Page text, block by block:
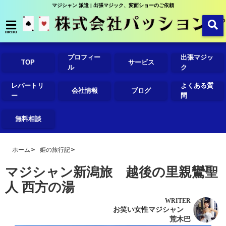
マジシャン 派遣 | 出張マジック、変面ショーのご依頼
menu
TOP
プロフィー
ル
サービス
出張マジッ
ク
レパートリ
ー
会社情報 ブログ
よくある質
問
無料相談
ホーム 姫の旅行記
マジシャン新潟旅 越後の里親鸞聖
人 西方の湯
WRITER
お笑い女性マジシャン
荒木巴